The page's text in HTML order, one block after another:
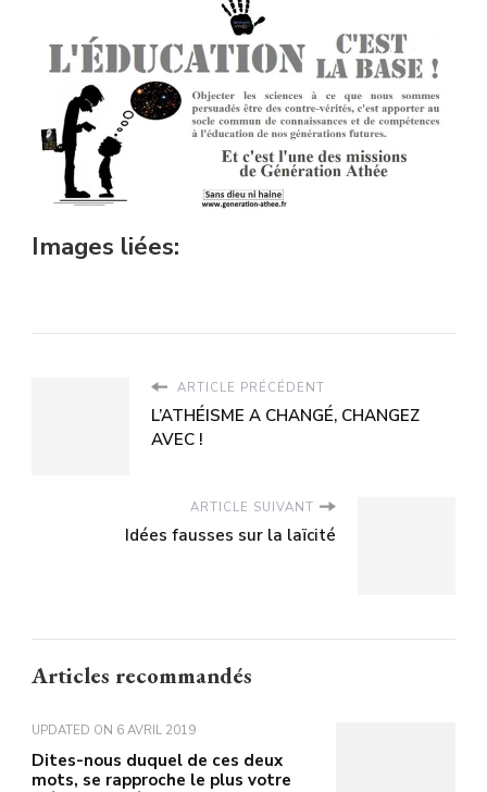
Images liées:
ARTICLE PRÉCÉDENT
L’ATHÉISME A CHANGÉ, CHANGEZ
AVEC !
ARTICLE SUIVANT
Idées fausses sur la laïcité
Articles recommandés
UPDATED ON 6 AVRIL 2019
Dites-nous duquel de ces deux
mots, se rapproche le plus votre